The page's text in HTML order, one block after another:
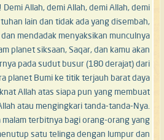
Demi Allah, demi Allah, demi Allah, demi
lain dan tidak ada yang disembah,
mendadak menyaksikan munculnya
planet siksaan, Saqar, dan kamu akan
pada sudut busur (180 derajat) dari
planet Bumi ke titik terjauh barat daya
Allah atas siapa pun yang membuat
atau mengingkari tanda-tanda-Nya.
malam terbitnya bagi orang-orang yang
satu telinga dengan lumpur dan